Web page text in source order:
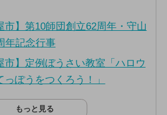
市】第10師団創立62周年・守山
年記念行事
市】定例ぼうさい教室「ハロウ
っぽうをつくろう！」
もっと見る